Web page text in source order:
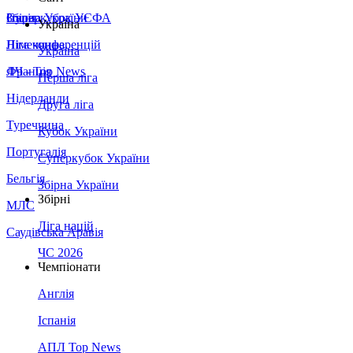
Збірна України
Італія
Німеччина
Франція
Нідерланди
Туреччина
Португалія
Бельгія
МЛС
Саудівська Аравія
Суперкубок УЄФА
Ліга конференцій
ЛЧ - Top News
Україна
Україна
Перша ліга
Друга ліга
Кубок України
Суперкубок України
Збірна України
Збірні
Ліга націй
ЧС 2026
Чемпіонати
Англія
Іспанія
АПЛ Top News